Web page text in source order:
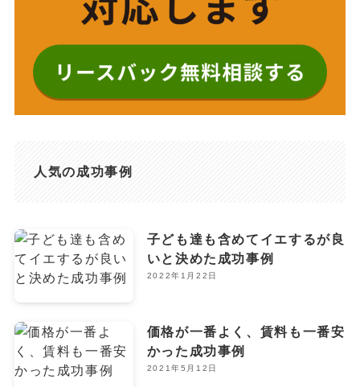
人気の成功事例
子ども達も含めてイエするが良
いと決めた成功事例
2022年1月22日
価格が一番よく、賃料も一番安
かった成功事例
2021年5月12日